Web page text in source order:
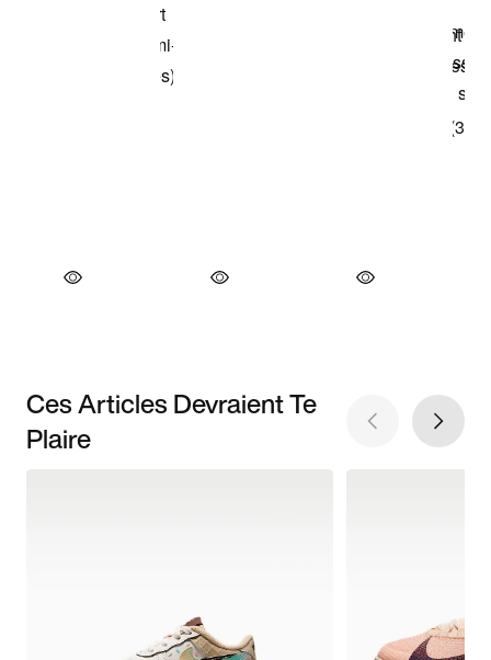
Ces Articles Devraient Te
Plaire